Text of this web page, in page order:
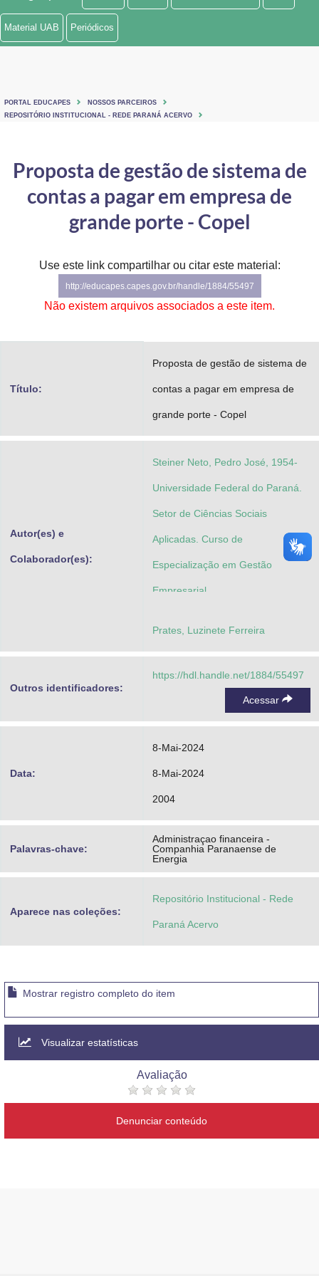
Ministério de Minas e Energia
Ministério do Turismo
Controladoria-Geral da União
Ministério da Mulher, da Família e dos Direitos Humanos
Secretaria de Governo
Gabinete de Segurança Institucional
Planalto
Material UAB Periódicos
PORTAL EDUCAPES
NOSSOS PARCEIROS
REPOSITÓRIO INSTITUCIONAL - REDE PARANÁ ACERVO
Proposta de gestão de sistema de
contas a pagar em empresa de
grande porte - Copel
Use este link compartilhar ou citar este material:
http://educapes.capes.gov.br/handle/1884/55497
Não existem arquivos associados a este item.
Título:
Proposta de gestão de sistema de
contas a pagar em empresa de
grande porte - Copel
Autor(es) e
Colaborador(es):
Steiner Neto, Pedro José, 1954-
Universidade Federal do Paraná.
Setor de Ciências Sociais
Aplicadas. Curso de
Especialização em Gestão
Empresarial
Prates, Luzinete Ferreira
Outros identificadores:
https://hdl.handle.net/1884/55497
Acessar
Data:
8-Mai-2024
8-Mai-2024
2004
Palavras-chave:
Administraçao financeira -
Companhia Paranaense de
Energia
Aparece nas coleções:
Repositório Institucional - Rede
Paraná Acervo
Mostrar registro completo do item
Visualizar estatísticas
Avaliação
Denunciar conteúdo